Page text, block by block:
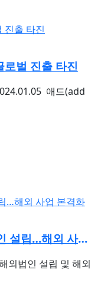
벌 진출 타진
애드(add
AI 디지털 마케팅 ‘애드’, 베트남 법인 설립…해외 사업 본격화
외법인 설립 및 해외